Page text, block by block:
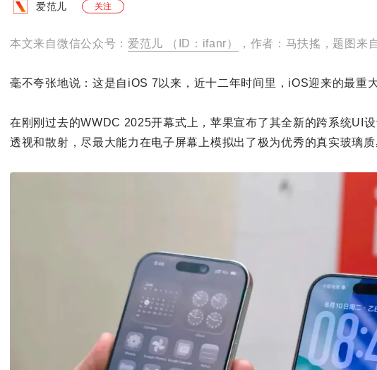
爱范儿 关注
本文来自微信公众号： 爱范儿 （ID：ifanr） ，作者：马扶搖，题图来
毫不夸张地说：这是自iOS 7以来，近十二年时间里，iOS迎来的最重
在刚刚过去的WWDC 2025开幕式上，苹果宣布了其全新的跨系统UI
透视和散射，尽最大能力在电子屏幕上模拟出了极为优秀的真实玻璃质